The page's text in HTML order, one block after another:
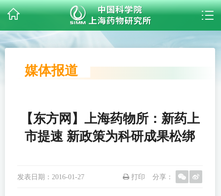
媒体报道
【东方网】上海药物所：新药上
市提速 新政策为科研成果松绑
发表日期： 2016-01-27 分享：
打印